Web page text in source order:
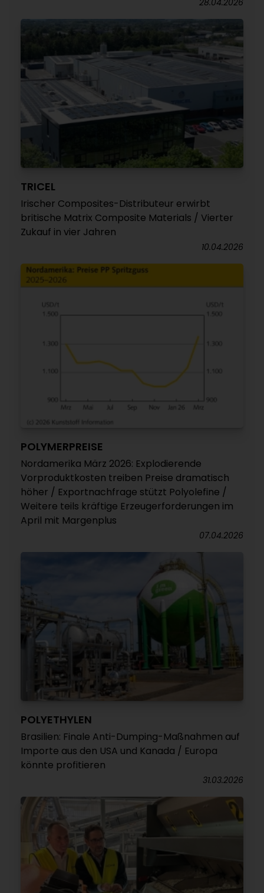
TRICEL
Irischer Composites-Distributeur erwirbt
britische Matrix Composite Materials / Vierter
Zukauf in vier Jahren
10.04.2026
POLYMERPREISE
Nordamerika März 2026: Explodierende
Vorproduktkosten treiben Preise dramatisch
höher / Exportnachfrage stützt Polyolefine /
Weitere teils kräftige Erzeugerforderungen im
April mit Margenplus
07.04.2026
POLYETHYLEN
Brasilien: Finale Anti-Dumping-Maßnahmen auf
Importe aus den USA und Kanada / Europa
könnte profitieren
31.03.2026